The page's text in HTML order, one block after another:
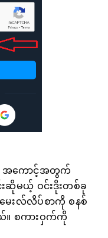
အကောင့်အတွက်
ဆိုမယ့် ဝင်းဒိုးတစ်ခု
ေးလ်လိပ်စာကို စနစ်
ယ်။ စကားဝှက်ကို